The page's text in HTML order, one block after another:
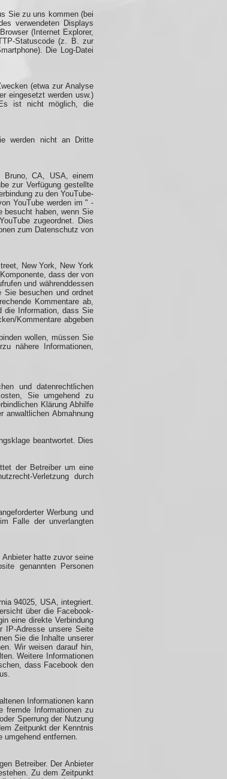
Sie zu uns kommen (bei
verwendeten Displays
(Internet Explorer,
Statuscode (z. B. zur
Die Log-Datei
(etwa zur Analyse
eingesetzt werden usw.)
ist nicht möglich, die
werden nicht an Dritte
Bruno, CA, USA, einem
zur Verfügung gestellte
zu den YouTube-
YouTube werden im " -
besucht haben, wenn Sie
zugeordnet. Dies
zum Datenschutz von
New York, New York
dass der von
und währenddessen
Sie besuchen und ordnet
Kommentare ab,
die Information, dass Sie
Kommentare abgeben
wollen, müssen Sie
nähere Informationen,
und datenrechtlichen
Sie umgehend zu
Klärung Abhilfe
anwaltlichen Abmahnung
beantwortet. Dies
der Betreiber um eine
Verletzung durch
Werbung und
Falle der unverlangten
hatte zuvor seine
genannten Personen
94025, USA, integriert.
über die Facebook-
eine direkte Verbindung
IP-Adresse unsere Seite
Sie die Inhalte unserer
Wir weisen darauf hin,
Weitere Informationen
dass Facebook den
Informationen kann
fremde Informationen zu
Sperrung der Nutzung
Zeitpunkt der Kenntnis
umgehend entfernen.
Betreiber. Der Anbieter
Zu dem Zeitpunkt